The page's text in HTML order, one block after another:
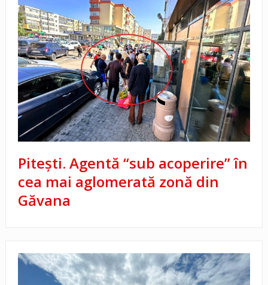
Pitești. Agentă “sub acoperire” în
cea mai aglomerată zonă din
Găvana